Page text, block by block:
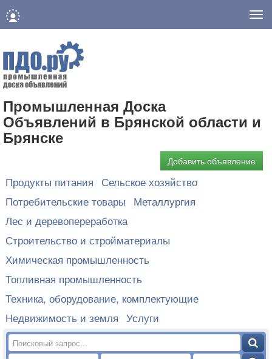
Промышленная Доска
Объявлений в Брянской области и
Брянске
Добавить объявление
Продукты питания Сельское хозяйство
Потребительские товары Металлургия
Лес и деревопереработка
Строительство и стройматериалы
Химическая промышленность
Топливная промышленность
Техника, оборудование, комплектующие
Недвижимость и земля Услуги